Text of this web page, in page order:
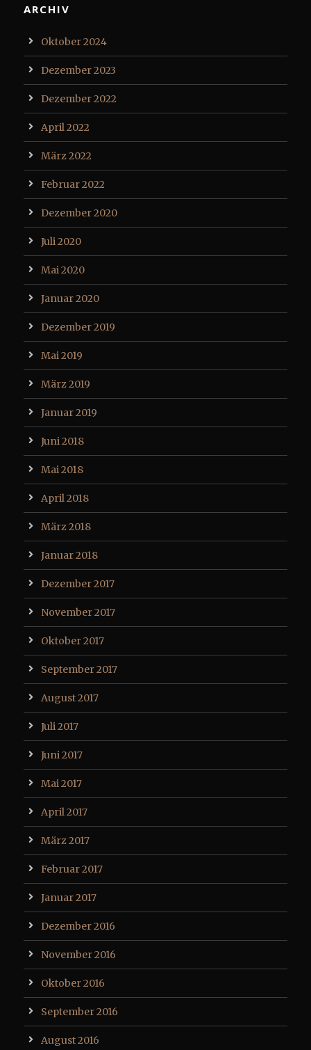
ARCHIV
Oktober 2024
Dezember 2023
Dezember 2022
April 2022
März 2022
Februar 2022
Dezember 2020
Juli 2020
Mai 2020
Januar 2020
Dezember 2019
Mai 2019
März 2019
Januar 2019
Juni 2018
Mai 2018
April 2018
März 2018
Januar 2018
Dezember 2017
November 2017
Oktober 2017
September 2017
August 2017
Juli 2017
Juni 2017
Mai 2017
April 2017
März 2017
Februar 2017
Januar 2017
Dezember 2016
November 2016
Oktober 2016
September 2016
August 2016